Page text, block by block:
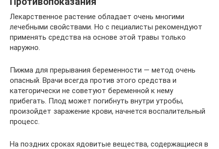
Лекарственное растение обладает очень многими
лечебными свойствами. Но с пециалисты рекомендуют
применять средства на основе этой травы только
наружно.
Пижма для прерывания беременности — метод очень
опасный. Врачи всегда против этого средства и
категорически не советуют беременной к нему
прибегать. Плод может погибнуть внутри утробы,
произойдет заражение крови, начнется воспалительный
процесс.
На поздних сроках ядовитые вещества, содержащиеся в